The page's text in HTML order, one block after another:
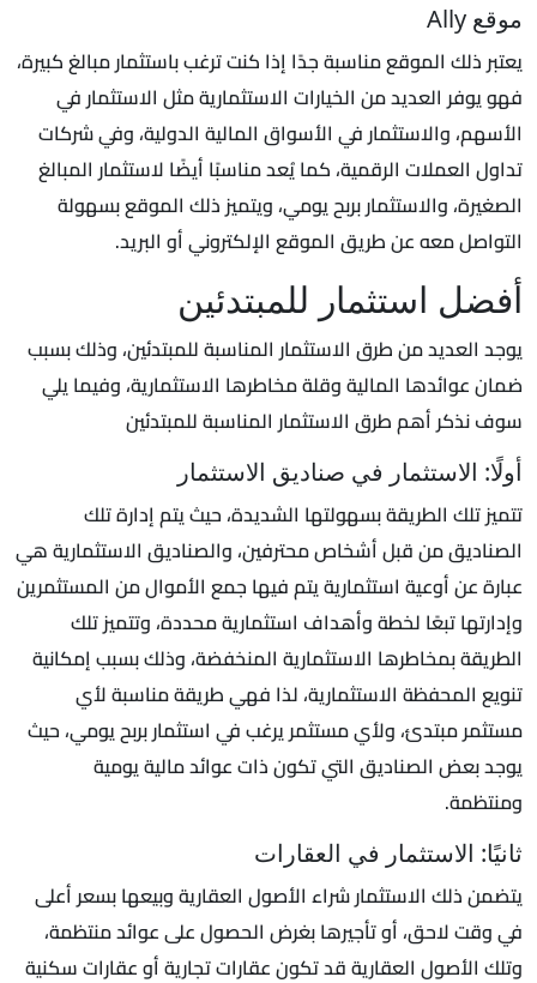
موقع Ally
يعتبر ذلك الموقع مناسبة جدًا إذا كنت ترغب باستثمار مبالغ كبيرة،
فهو يوفر العديد من الخيارات الاستثمارية مثل الاستثمار في
الأسهم، والاستثمار في الأسواق المالية الدولية، وفي شركات
تداول العملات الرقمية، كما يُعد مناسبًا أيضًا لاستثمار المبالغ
الصغيرة، والاستثمار بربح يومي، ويتميز ذلك الموقع بسهولة
التواصل معه عن طريق الموقع الإلكتروني أو البريد.
أفضل استثمار للمبتدئين
يوجد العديد من طرق الاستثمار المناسبة للمبتدئين، وذلك بسبب
ضمان عوائدها المالية وقلة مخاطرها الاستثمارية، وفيما يلي
سوف نذكر أهم طرق الاستثمار المناسبة للمبتدئين
أولًا: الاستثمار في صناديق الاستثمار
تتميز تلك الطريقة بسهولتها الشديدة، حيث يتم إدارة تلك
الصناديق من قبل أشخاص محترفين، والصناديق الاستثمارية هي
عبارة عن أوعية استثمارية يتم فيها جمع الأموال من المستثمرين
وإدارتها تبعًا لخطة وأهداف استثمارية محددة، وتتميز تلك
الطريقة بمخاطرها الاستثمارية المنخفضة، وذلك بسبب إمكانية
تنويع المحفظة الاستثمارية، لذا فهي طريقة مناسبة لأي
مستثمر مبتدئ، ولأي مستثمر يرغب في استثمار بربح يومي، حيث
يوجد بعض الصناديق التي تكون ذات عوائد مالية يومية
ومنتظمة.
ثانيًا: الاستثمار في العقارات
يتضمن ذلك الاستثمار شراء الأصول العقارية وبيعها بسعر أعلى
في وقت لاحق، أو تأجيرها بغرض الحصول على عوائد منتظمة،
وتلك الأصول العقارية قد تكون عقارات تجارية أو عقارات سكنية